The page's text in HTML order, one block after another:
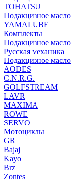
TOHATSU
Подакцизное масло
YAMALUBE
Комплекты
Подакцизное масло
Русская механика
Подакцизное масло
AODES
C.N.R.G.
GOLFSTREAM
LAVR
MAXIMA
ROWE
SERVO
Мотоциклы
GR
Bajaj
Kayo
Brz
Zontes